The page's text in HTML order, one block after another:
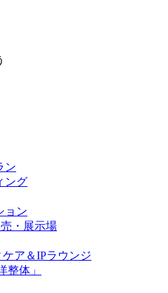
ン
ング
ョン
・展示場
ア＆IPラウンジ
整体」